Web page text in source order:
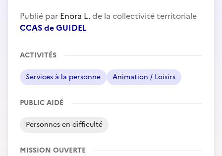
Publié par Enora L. de la collectivité territoriale
CCAS de GUIDEL
ACTIVITÉS
Services à la personne Animation / Loisirs
PUBLIC AIDÉ
Personnes en difficulté
MISSION OUVERTE